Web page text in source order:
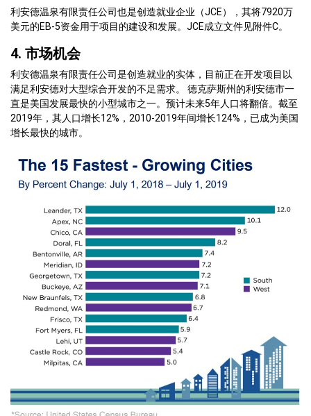
利安德温泉有限责任公司也是创造就业企业（JCE），其将7920万
美元的EB-5资金用于项目的建设和发展。JCE成立文件见附件C。
4. 市场机会
利安德温泉有限责任公司是创造就业的实体，目前正在开发项目以
满足利安德对大型综合开发的不足需求。 德克萨斯州的利安德市一
直是美国发展最快的小型城市之一。预计未来5年人口将翻倍。截至
2019年，其人口增长12%，2010-2019年间增长124%，已成为美国
增长最快的城市。